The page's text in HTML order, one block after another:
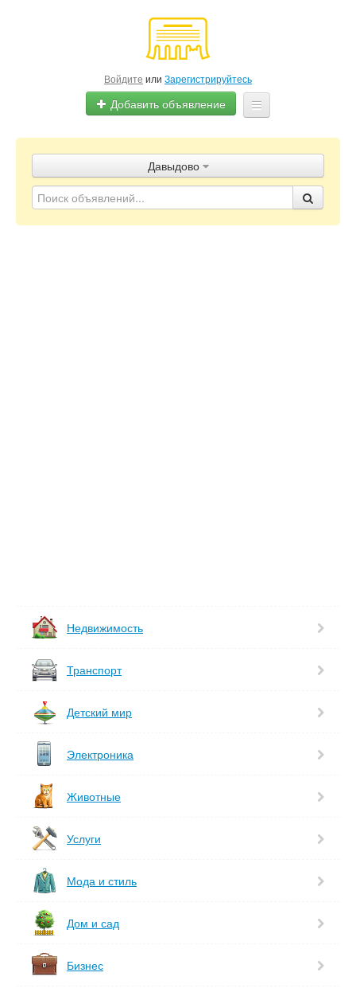
Войдите или Зарегистрируйтесь
Добавить объявление
Объявления
Блог
Давыдово
Недвижимость
Транспорт
Детский мир
Электроника
Животные
Услуги
Мода и стиль
Дом и сад
Бизнес